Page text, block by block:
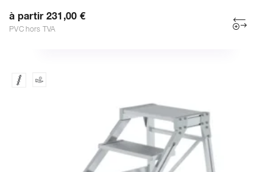
à partir 231,00 €
PVC hors TVA